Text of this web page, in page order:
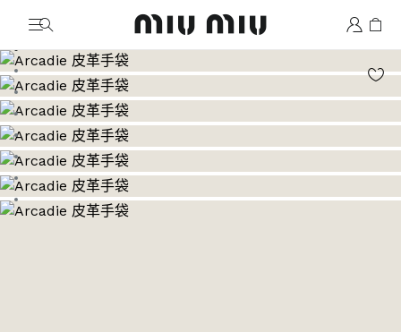
MiuMiu logo
前往圖片 1
前往圖片 2
前往圖片 3
前往圖片 4
前往圖片 5
前往圖片 6
前往圖片 7
前往圖片 8